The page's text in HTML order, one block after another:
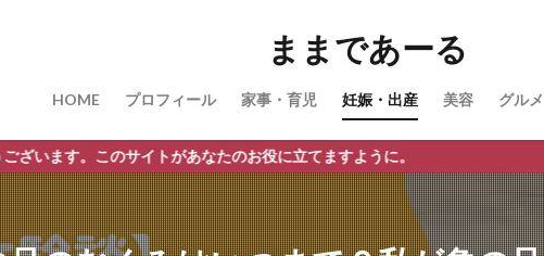
ままであーる
HOME プロフィール 家事・育児 妊娠・出産 美容 グルメ
サイトがあなたのお役に立てますように。